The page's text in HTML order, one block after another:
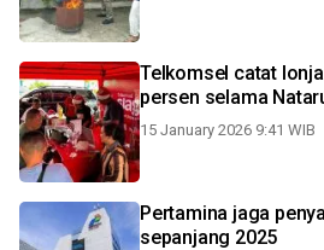
Telkomsel catat
persen selama
15 January 2026 9:41 WIB
Pertamina jaga
sepanjang 2025